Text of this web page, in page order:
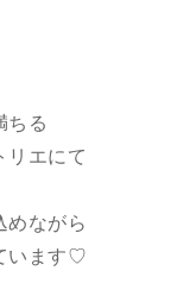
ちる
エにて
めながら
います♡